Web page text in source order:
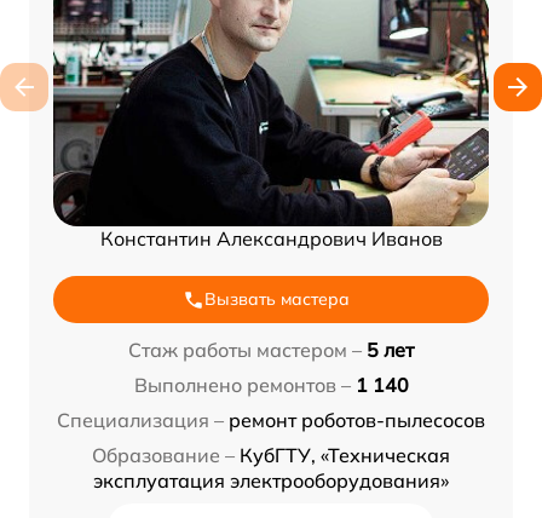
Константин Александрович Иванов
Вызвать мастера
Стаж работы мастером – 5 лет
Выполнено ремонтов – 1 140
Специализация – ремонт роботов-пылесосов
Образование – КубГТУ, «Техническая
эксплуатация электрооборудования»